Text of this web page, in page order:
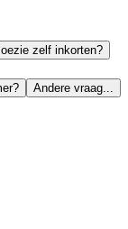
zelf inkorten?
Andere vraag...